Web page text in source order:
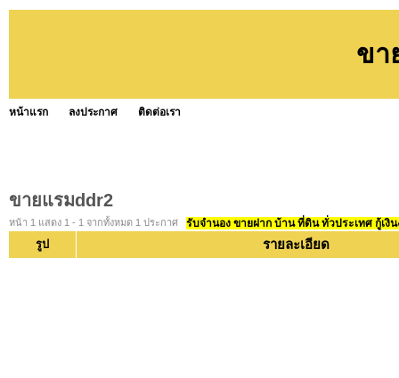
ขา
หน้าแรก ลงประกาศ ติดต่อเรา
ขายแรมddr2
หน้า 1 แสดง 1 - 1 จากทั้งหมด 1 ประกาศ รับจำนอง ขายฝาก บ้าน ที่ดิน ทั่วประเทศ กู้เงิ
รูป รายละเอียด